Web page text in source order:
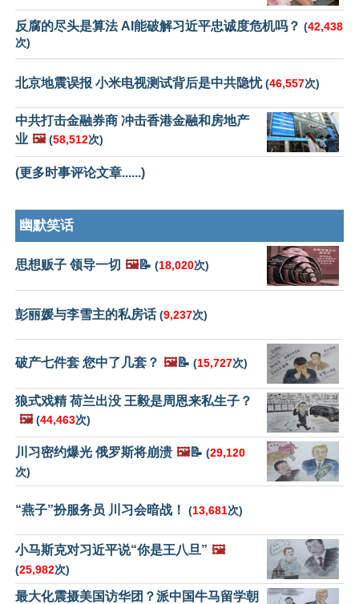
反腐的尽头是算法 AI能破解习近平忠诚度危机吗？ (42,438
次)
北京地震误报 小米电视测试背后是中共隐忧(46,557次)
中共打击金融券商 冲击香港金融和房地产
业 🖼️ (58,512次)
(更多时事评论文章......)
幽默笑话
思想贩子 领导一切 🖼️📝 (18,020次)
彭丽媛与李雪主的私房话(9,237次)
破产七件套 您中了几套？ 🖼️📝 (15,727次)
狼式戏精 荷兰出没 王毅是周恩来私生子？
🖼️ (44,463次)
川习密约爆光 俄罗斯将崩溃 🖼️📝 (29,120
次)
“燕子”扮服务员 川习会暗战！ (13,681次)
小马斯克对习近平说“你是王八旦” 🖼️
(25,982次)
最大化震摄美国访华团？派中国牛马留学朝